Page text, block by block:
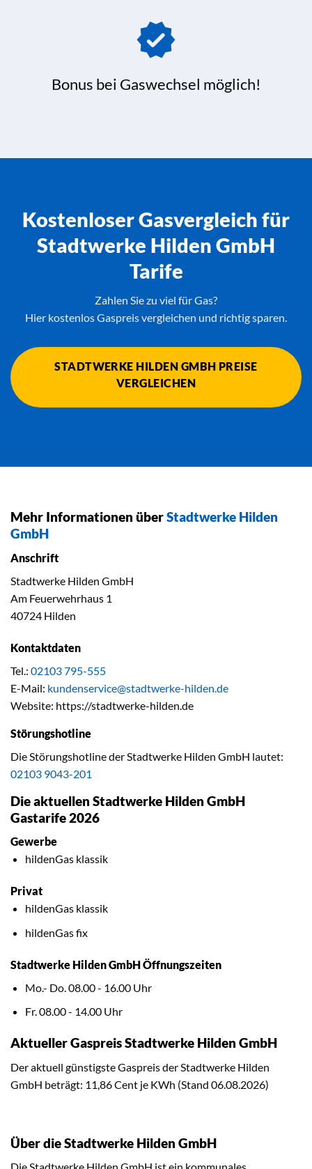
Bonus bei Gaswechsel möglich!
Kostenloser Gasvergleich für
Stadtwerke Hilden GmbH
Tarife
Zahlen Sie zu viel für Gas?
Hier kostenlos Gaspreis vergleichen und richtig sparen.
STADTWERKE HILDEN GMBH PREISE
VERGLEICHEN
Mehr Informationen überStadtwerke Hilden
GmbH
Anschrift
Stadtwerke Hilden GmbH
Am Feuerwehrhaus 1
40724 Hilden
Kontaktdaten
Tel.: 02103 795-555
E-Mail: kundenservice@stadtwerke-hilden.de
Website: https://stadtwerke-hilden.de
Störungshotline
Die Störungshotline der Stadtwerke Hilden GmbH lautet:
02103 9043-201
Die aktuellen Stadtwerke Hilden GmbH
Gastarife 2026
Gewerbe
hildenGas klassik
Privat
hildenGas klassik
hildenGas fix
Stadtwerke Hilden GmbH Öffnungszeiten
Mo.- Do. 08.00 - 16.00 Uhr
Fr. 08.00 - 14.00 Uhr
Aktueller Gaspreis Stadtwerke Hilden GmbH
Der aktuell günstigste Gaspreis der Stadtwerke Hilden
GmbH beträgt: 11,86 Cent je KWh (Stand 06.08.2026)
Über die Stadtwerke Hilden GmbH